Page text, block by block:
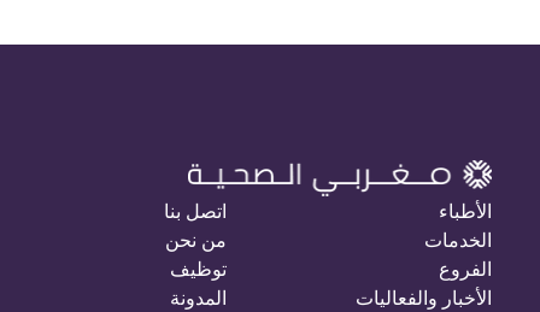
الأطباء
الخدمات
الفروع
الأخبار والفعاليات
اتصل بنا
من نحن
توظيف
المدونة